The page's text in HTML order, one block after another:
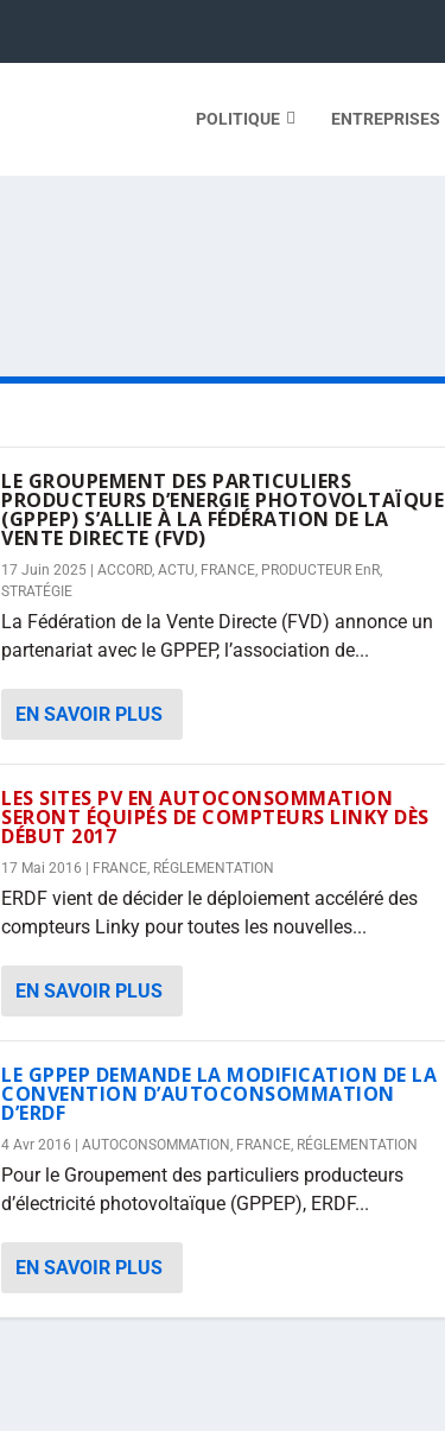
POLITIQUE ENTREPRISES
LE GROUPEMENT DES PARTICULIERS
PRODUCTEURS D’ENERGIE PHOTOVOLTAÏQUE
(GPPEP) S’ALLIE À LA FÉDÉRATION DE LA
VENTE DIRECTE (FVD)
17 Juin 2025 ACCORD, ACTU, FRANCE, PRODUCTEUR EnR,
STRATÉGIE
La Fédération de la Vente Directe (FVD) annonce un
partenariat avec le GPPEP, l’association de...
EN SAVOIR PLUS
LES SITES PV EN AUTOCONSOMMATION
SERONT ÉQUIPÉS DE COMPTEURS LINKY DÈS
DÉBUT 2017
17 Mai 2016 FRANCE, RÉGLEMENTATION
ERDF vient de décider le déploiement accéléré des
compteurs Linky pour toutes les nouvelles...
EN SAVOIR PLUS
LE GPPEP DEMANDE LA MODIFICATION DE LA
CONVENTION D’AUTOCONSOMMATION
D’ERDF
4 Avr 2016 AUTOCONSOMMATION, FRANCE, RÉGLEMENTATION
Pour le Groupement des particuliers producteurs
d’électricité photovoltaïque (GPPEP), ERDF...
EN SAVOIR PLUS